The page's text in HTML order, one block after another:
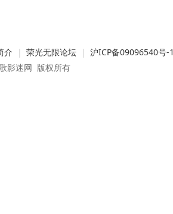
介 | 荣光无限论坛 | 沪ICP备09096540号-1
影迷网 版权所有